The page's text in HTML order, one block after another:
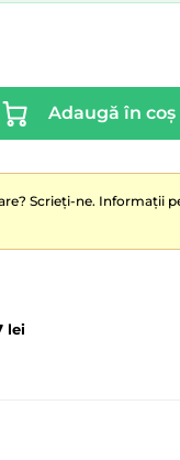
Adaugă în coș
Scrieți-ne. Informații
lei